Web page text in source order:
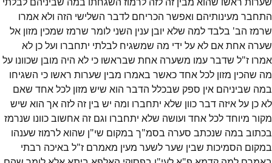
התחבר מעינותיהם ואפשר הכריחם לדבר השלישי הזה ולא אמרו
שרמז הב' בלבד למה שלא יובן ענין השני לומר שרמז שמכין מזון אל
שערה אחת אם לא על ידי מה שמשגיח לבלתי יתחברו ועל כן לא
אמרו ז"ל שדבר עמו משערה אחת שבראשו כי לא היה מובן שכוונו על
מה שהכין מזון לכל אחד כאשר באמרו מבין שערות ראשו כי השגיחו
במה שביניהם אין ספק שבכלל הדבר הוא שיש מזון לכל אחד שאם
לא כן על איזה דבר כוון שלא יתחברו ומה יש בין זה לזה אך הוא שיש
מקור מיוחד לכל אחד ועושה שלא יתחברו וגם זה אחשוב כוונו שנרמז
בכתוב במה שנכתב סערה בסמ"ך במקום שי"ן שהוא לרמוז שענהו
במקום הסמיכות שבין שער לשער מעין מאמרם ז"ל באיכה רבתי